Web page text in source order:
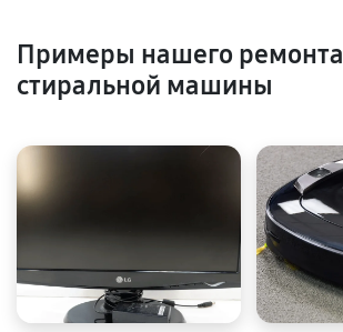
Примеры нашего ремонта
стиральной машины